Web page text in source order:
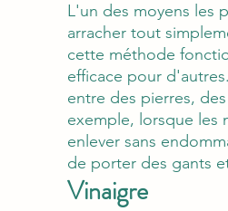
L'un des moyens les
arracher tout
cette méthode
efficace pour
entre des pierres,
exemple, lorsque les
enlever sans
de porter des gants
Vinaigre